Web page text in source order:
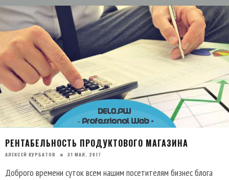
РЕНТАБЕЛЬНОСТЬ ПРОДУКТОВОГО МАГАЗИНА
АЛЕКСЕЙ КУРБАТОВ 31 МАЯ, 2017
Доброго времени суток всем нашим посетителям бизнес блога